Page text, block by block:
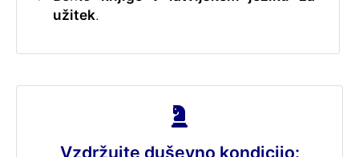
užitek.
Vzdržujte duševno kondicijo: